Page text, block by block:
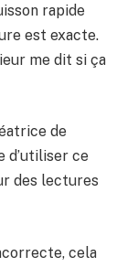
rapide
est exacte.
me dit si ça
de
d’utiliser ce
des lectures
cela